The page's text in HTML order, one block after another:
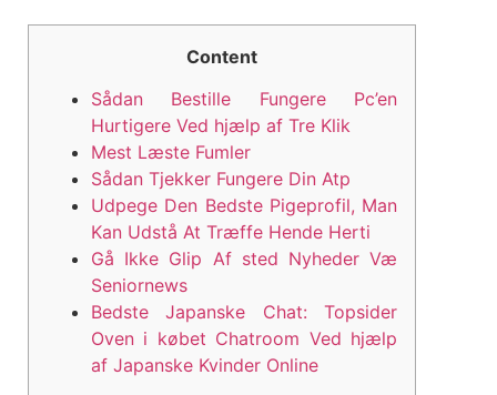
Content
Sådan Bestille Fungere Pc’en
Hurtigere Ved hjælp af Tre Klik
Mest Læste Fumler
Sådan Tjekker Fungere Din Atp
Udpege Den Bedste Pigeprofil, Man
Kan Udstå At Træffe Hende Herti
Gå Ikke Glip Af sted Nyheder Væ
Seniornews
Bedste Japanske Chat: Topsider
Oven i købet Chatroom Ved hjælp
af Japanske Kvinder Online